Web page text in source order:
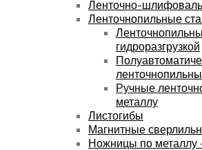
Ленточно-
Ленточнопильные
гидроразгрузкой
Ручные
металлу
Листогибы
Магнитные
Ножницы по металлу